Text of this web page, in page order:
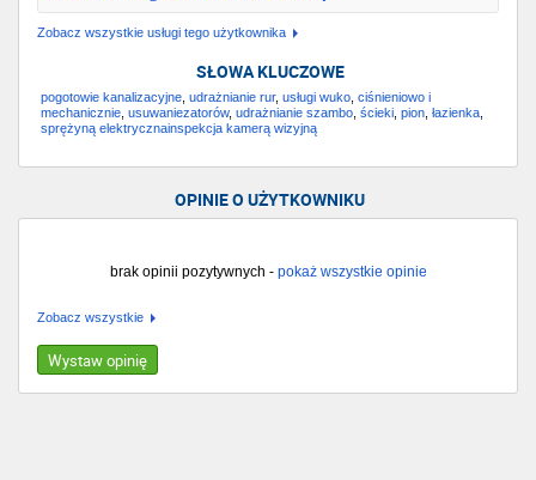
Zobacz wszystkie usługi tego użytkownika
SŁOWA KLUCZOWE
pogotowie kanalizacyjne udrażnianie rur, usługi wuko ciśnieniowo i
mechanicznie usuwaniezatorów, udrażnianie szambo ścieki pion łazienka
sprężyną elektrycznainspekcja kamerą wizyjną
OPINIE O UŻYTKOWNIKU
brak opinii pozytywnych - pokaż wszystkie opinie
Zobacz wszystkie
Wystaw opinię